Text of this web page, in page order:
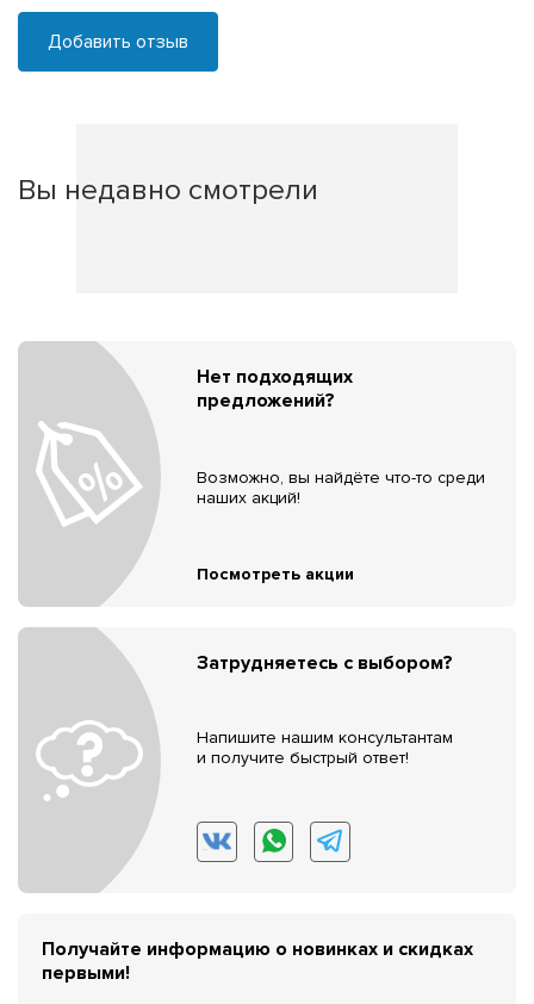
Добавить отзыв
Вы недавно смотрели
Нет подходящих
предложений?
Возможно, вы найдёте что-то среди
наших акций!
Посмотреть акции
Затрудняетесь с выбором?
Напишите нашим консультантам
и получите быстрый ответ!
Получайте информацию о новинках и скидках
первыми!